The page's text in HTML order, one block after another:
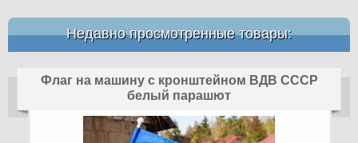
Недавно просмотренные товары:
Флаг на машину с кронштейном ВДВ СССР
белый парашют